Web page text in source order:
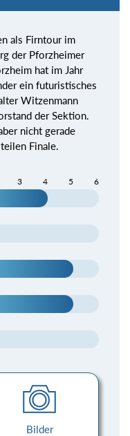
als Firntour im
der Pforzheimer
hat im Jahr
ein futuristisches
Witzenmann
der Sektion.
nicht gerade
Finale.
3 4 5 6
Bilder